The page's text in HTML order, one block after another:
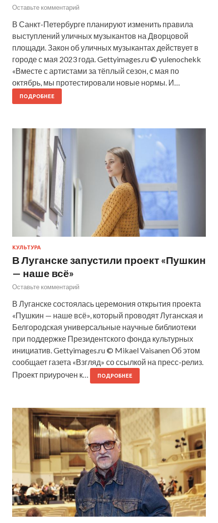
Оставьте комментарий
В Санкт-Петербурге планируют изменить правила
выступлений уличных музыкантов на Дворцовой
площади. Закон об уличных музыкантах действует в
городе с мая 2023 года. Gettyimages.ru © yulenochekk
«Вместе с артистами за тёплый сезон, с мая по
октябрь, мы протестировали новые нормы. И…
ПОДРОБНЕЕ
КУЛЬТУРА
В Луганске запустили проект «Пушкин
— наше всё»
Оставьте комментарий
В Луганске состоялась церемония открытия проекта
«Пушкин — наше всё», который проводят Луганская и
Белгородская универсальные научные библиотеки
при поддержке Президентского фонда культурных
инициатив. Gettyimages.ru © Mikael Vaisanen Об этом
сообщает газета «Взгляд» со ссылкой на пресс-релиз.
Проект приурочен к…
ПОДРОБНЕЕ